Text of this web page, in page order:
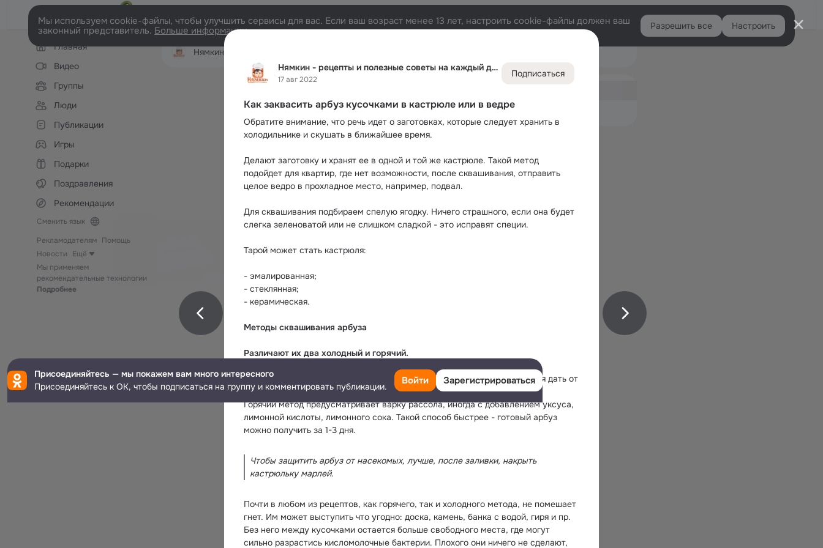
Нямкин - рецепты и полезные советы на каждый день
17 авг 2022
Подписаться
Как заквасить арбуз кусочками в кастрюле или в ведре
Обратите внимание, что речь идет о заготовках, которые следует хранить в
холодильнике и скушать в ближайшее время.
Делают заготовку и хранят ее в одной и той же кастрюле. Такой метод
подойдет для квартир, где нет возможности, после сквашивания, отправить
целое ведро в прохладное место, например, подвал.
Для сквашивания подбираем спелую ягодку. Ничего страшного, если она будет
слегка зеленоватой или не слишком сладкой - это исправят специи.
Тарой может стать кастрюля:
- эмалированная;
- стеклянная;
- керамическая.
Методы сквашивания арбуза
Различают их два холодный и горячий.
В случае с первым используется холодный рассол, а арбузу приходится дать от
3 до 5 суток, чтобы дойти до нужного состояния.
Горячий метод предусматривает варку рассола, иногда с добавлением уксуса,
лимонной кислоты, лимонного сока. Такой способ быстрее - готовый арбуз
можно получить за 1-3 дня.
Чтобы защитить арбуз от насекомых, лучше, после заливки, накрыть
кастрюльку марлей.
Почти в любом из рецептов, как горячего, так и холодного метода, не помешает
гнет. Им может выступить что угодно: доска, камень, банка с водой, гиря и пр.
Без него между кусочками остается больше свободного места, где могут
сильно разрастись кисломолочные бактерии. Плохого они ничего не сделают,
Войти
Мы используем cookie-файлы, чтобы улучшить сервисы для вас. Если ваш возраст менее 13 лет, настроить cookie-файлы должен ваш
законный представитель. Больше информации Разрешить все Настроить
Левая
колонкаГлавная
Видео
Группы
Люди
Публикации
Игры
Подарки
Поздравления
Рекомендации
Сменить язык
Рекламодателям Помощь
Новости
Ещё
Мы применяем
рекомендательные технологии
Подробнее
Нямкин - рецепты и полезные советы на каждый день
Дополнительная
Обсуждаемые
Присоединяйтесь — мы покажем вам много интересного
Присоединяйтесь к ОК, чтобы подписаться на группу и комментировать публикации.
Войти Зарегистрироваться